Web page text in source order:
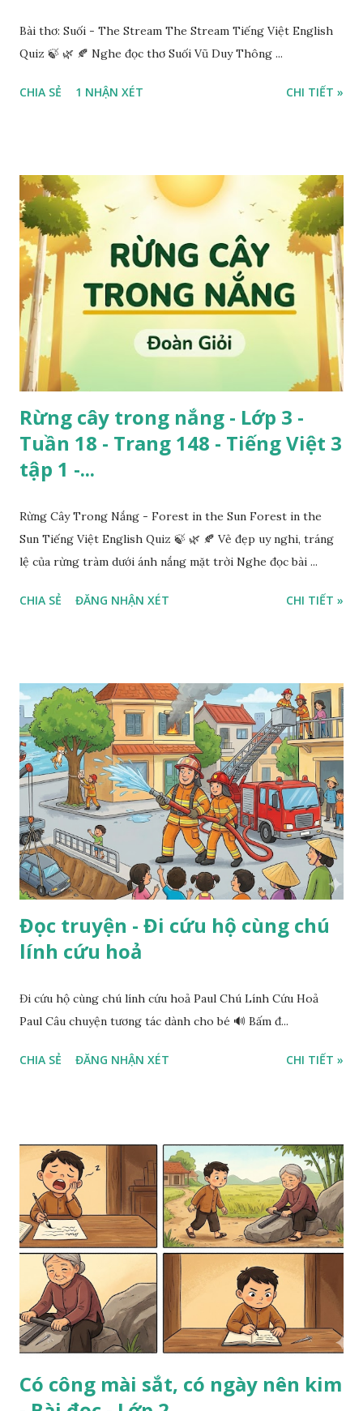
Bài thơ: Suối - The Stream The Stream Tiếng Việt English
Quiz 🍃 🌿 🍂 Nghe đọc thơ Suối Vũ Duy Thông ...
CHIA SẺ 1 NHẬN XÉT CHI TIẾT »
Rừng cây trong nắng - Lớp 3 -
Tuần 18 - Trang 148 - Tiếng Việt 3
tập 1 -...
Rừng Cây Trong Nắng - Forest in the Sun Forest in the
Sun Tiếng Việt English Quiz 🍃 🌿 🍂 Vẻ đẹp uy nghi, tráng
lệ của rừng tràm dưới ánh nắng mặt trời Nghe đọc bài ...
CHIA SẺ ĐĂNG NHẬN XÉT CHI TIẾT »
Đọc truyện - Đi cứu hộ cùng chú
lính cứu hoả
Đi cứu hộ cùng chú lính cứu hoả Paul Chú Lính Cứu Hoả
Paul Câu chuyện tương tác dành cho bé 🔊 Bấm đ...
CHIA SẺ ĐĂNG NHẬN XÉT CHI TIẾT »
Có công mài sắt, có ngày nên kim